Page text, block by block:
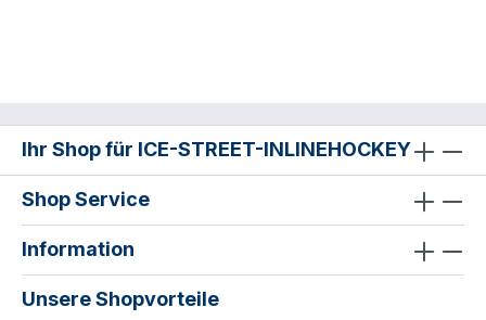
Ihr Shop für ICE-STREET-INLINEHOCKEY
Shop Service
Information
Unsere Shopvorteile